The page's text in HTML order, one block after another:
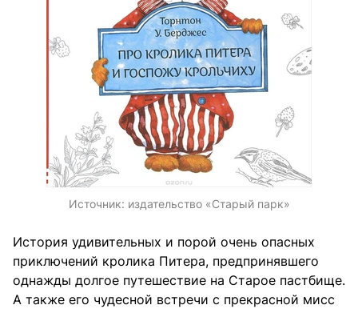
Источник: издательство «Старый парк»
История удивительных и порой очень опасных
приключений кролика Питера, предпринявшего
однажды долгое путешествие на Старое пастбище.
А также его чудесной встречи с прекрасной мисс